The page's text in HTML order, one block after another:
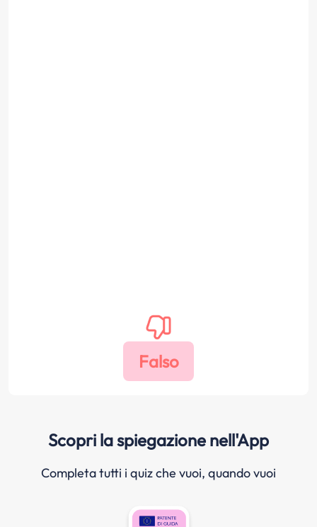
Scopri la spiegazione nell'App
Completa tutti i quiz che vuoi, quando vuoi